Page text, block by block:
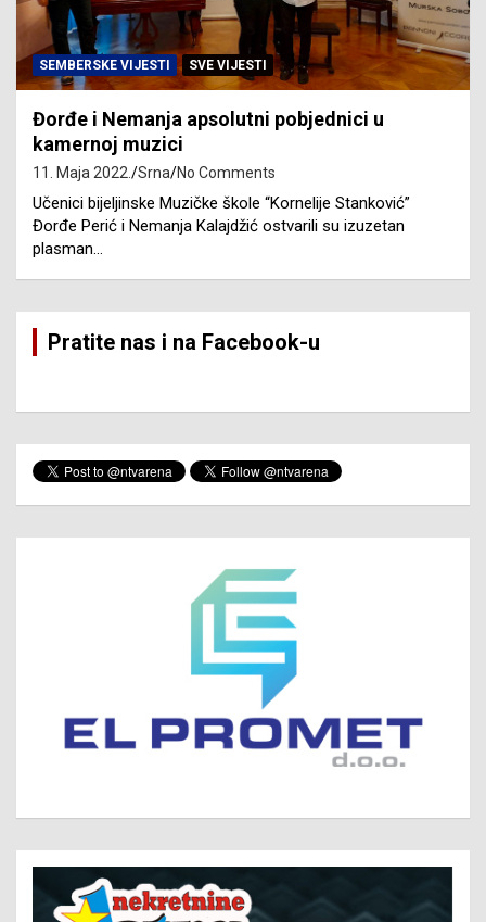
SEMBERSKE VIJESTI SVE VIJESTI
Đorđe i Nemanja apsolutni pobjednici u
kamernoj muzici
11. Maja 2022. Srna No Comments
Učenici bijeljinske Muzičke škole “Kornelije Stanković”
Đorđe Perić i Nemanja Kalajdžić ostvarili su izuzetan
plasman…
Pratite nas i na Facebook-u